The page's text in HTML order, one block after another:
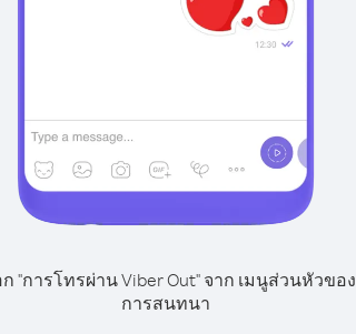
ก "การโทรผ่าน Viber Out" จาก เมนูส่วนหัวของ
การสนทนา